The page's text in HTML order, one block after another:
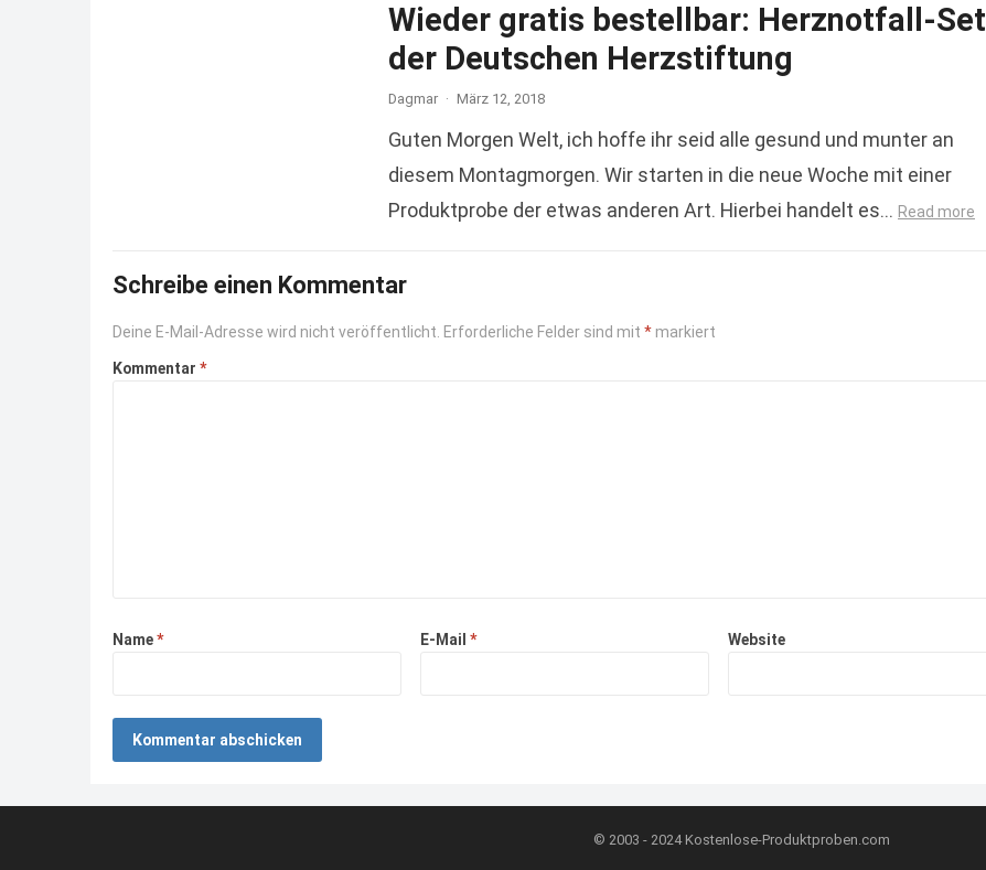
Wieder gratis bestellbar: Herznotfall-Set
der Deutschen Herzstiftung
Dagmar · März 12, 2018
Guten Morgen Welt, ich hoffe ihr seid alle gesund und munter an
diesem Montagmorgen. Wir starten in die neue Woche mit einer
Produktprobe der etwas anderen Art. Hierbei handelt es… Read more
Schreibe einen Kommentar
Deine E-Mail-Adresse wird nicht veröffentlicht. Erforderliche Felder sind mit * markiert
Kommentar *
Name* E-Mail * Website
© 2003 - 2024 Kostenlose-Produktproben.com